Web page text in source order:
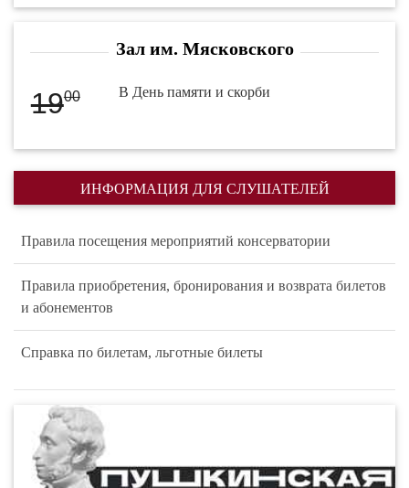
Зал им. Мясковского
1900 В День памяти и скорби
ИНФОРМАЦИЯ ДЛЯ СЛУШАТЕЛЕЙ
Правила посещения мероприятий консерватории
Правила приобретения, бронирования и возврата билетов
и абонементов
Справка по билетам, льготные билеты